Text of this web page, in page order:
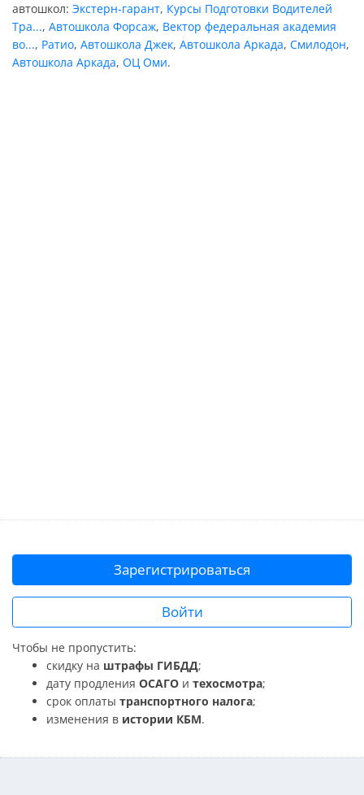
автошкол: Экстерн-гарант, Курсы Подготовки Водителей
Тра..., Автошкола Форсаж, Вектор федеральная академия
во..., Ратио, Автошкола Джек, Автошкола Аркада, Смилодон,
Автошкола Аркада, ОЦ Оми.
Зарегистрироваться
Войти
Чтобы не пропустить:
скидку на штрафы ГИБДД;
дату продления ОСАГО и техосмотра;
срок оплаты транспортного налога;
изменения в истории КБМ.